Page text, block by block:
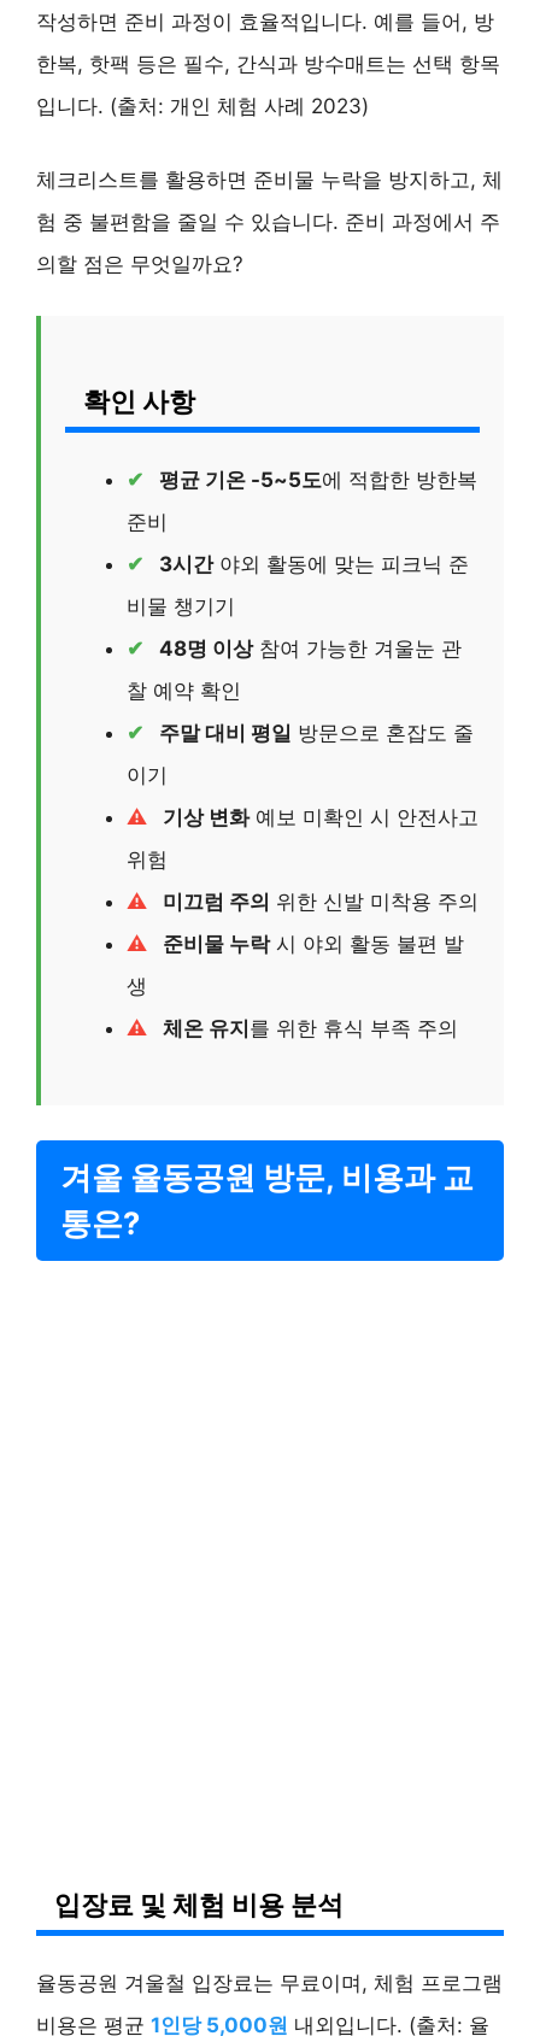
작성하면 준비 과정이 효율적입니다. 예를 들어, 방
한복, 핫팩 등은 필수, 간식과 방수매트는 선택 항목
입니다. (출처: 개인 체험 사례 2023)
체크리스트를 활용하면 준비물 누락을 방지하고, 체
험 중 불편함을 줄일 수 있습니다. 준비 과정에서 주
의할 점은 무엇일까요?
확인 사항
평균 기온 -5~5도에 적합한 방한복
준비
3시간야외 활동에 맞는 피크닉 준
비물 챙기기
48명 이상참여 가능한 겨울눈 관
찰 예약 확인
주말 대비 평일 방문으로 혼잡도 줄
이기
기상 변화예보 미확인 시 안전사고
위험
미끄럼 주의 위한 신발 미착용 주의
준비물 누락시 야외 활동 불편 발
생
체온 유지 를 위한 휴식 부족 주의
겨울 율동공원 방문, 비용과 교
통은?
입장료 및 체험 비용 분석
율동공원 겨울철 입장료는 무료이며, 체험 프로그램
비용은 평균 1인당 5,000원 내외입니다. (출처: 율